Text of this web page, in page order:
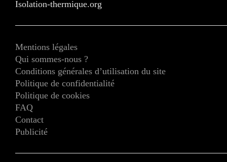
Isolation-thermique.org
Mentions légales
Qui sommes-nous ?
Conditions générales d’utilisation du site
Politique de confidentialité
Politique de cookies
FAQ
Contact
Publicité